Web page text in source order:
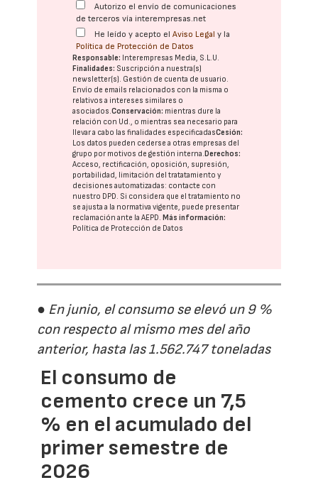
Autorizo el envío de comunicaciones
de terceros vía interempresas.net
He leído y acepto elAviso Legal y la
Política de Protección de Datos
Responsable: Interempresas Media, S.L.U.
Finalidades: Suscripción a nuestra(s)
newsletter(s). Gestión de cuenta de usuario.
Envío de emails relacionados con la misma o
relativos a intereses similares o
asociados.Conservación: mientras dure la
relación con Ud., o mientras sea necesario para
llevar a cabo las finalidades especificadasCesión:
Los datos pueden cederse a otras empresas del
grupo por motivos de gestión interna.Derechos:
Acceso, rectificación, oposición, supresión,
portabilidad, limitación del tratatamiento y
decisiones automatizadas: contacte con
nuestro DPD. Si considera que el tratamiento no
se ajusta a la normativa vigente, puede presentar
reclamación ante laAEPD.Más información:
Política de Protección de Datos
● En junio, el consumo se elevó un 9 %
con respecto al mismo mes del año
anterior, hasta las 1.562.747 toneladas
El consumo de
cemento crece un 7,5
% en el acumulado del
primer semestre de
2026